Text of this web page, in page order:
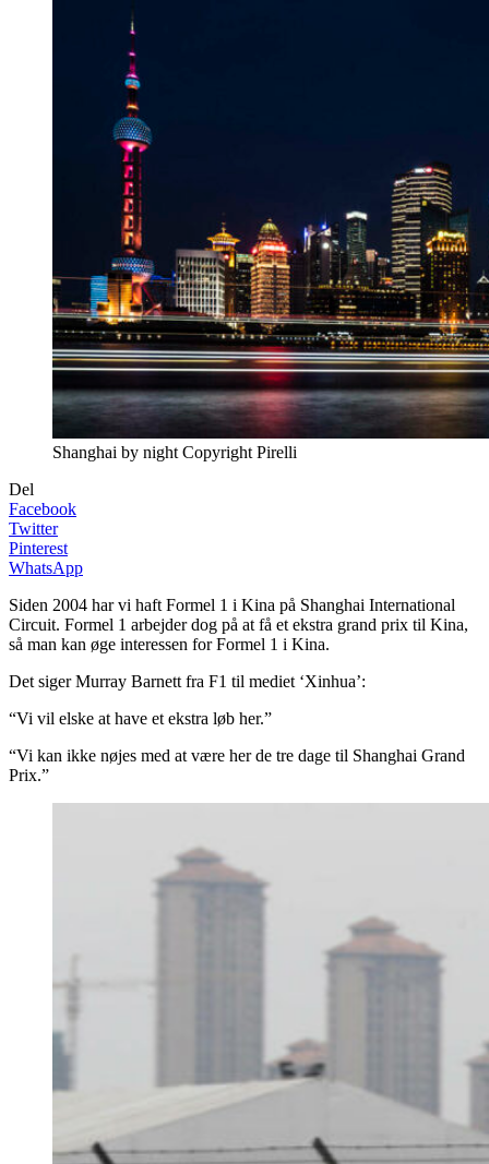
Shanghai by night Copyright Pirelli
Del
Facebook
Twitter
Pinterest
WhatsApp
Siden 2004 har vi haft Formel 1 i Kina på Shanghai International
Circuit. Formel 1 arbejder dog på at få et ekstra grand prix til Kina,
så man kan øge interessen for Formel 1 i Kina.
Det siger Murray Barnett fra F1 til mediet ‘Xinhua’:
“Vi vil elske at have et ekstra løb her.”
“Vi kan ikke nøjes med at være her de tre dage til Shanghai Grand
Prix.”